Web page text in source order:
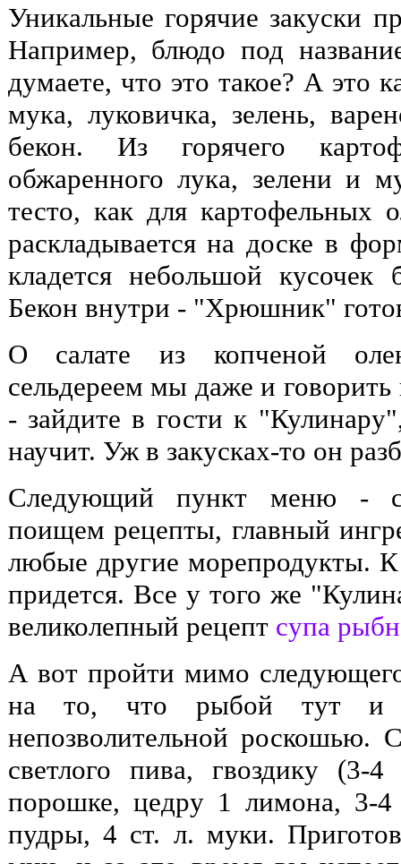
Уникальные горячие закуски
Например, блюдо под
думаете, что это такое? А это
мука, луковичка, зелень,
бекон. Из горячего
обжаренного лука, зелени и
тесто, как для картофельных
раскладывается на доске в
кладется небольшой кусочек
Бекон внутри - "Хрюшник"
О салате из копченой
сельдереем мы даже и
- зайдите в гости к
научит. Уж в закусках-то он
Следующий пункт меню -
поищем рецепты, главный
любые другие морепродукты. К
придется. Все у того же
великолепный рецепт супа
А вот пройти мимо
на то, что рыбой тут и
непозволительной
светлого пива, гвоздику
порошке, цедру 1 лимона, 3-
пудры, 4 ст. л. муки.